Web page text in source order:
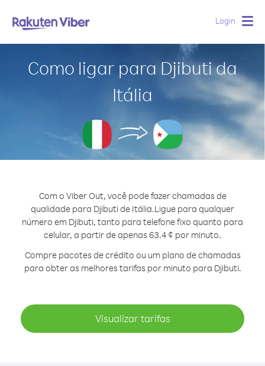
Login
Como ligar para Djibuti da
Itália
Com o Viber Out, você pode fazer chamadas de
qualidade para Djibuti de Itália.Ligue para qualquer
número em Djibuti, tanto para telefone fixo quanto para
celular, a partir de apenas 63.4 ¢ por minuto.
Compre pacotes de crédito ou um plano de chamadas
para obter as melhores tarifas por minuto para Djibuti.
Visualizar tarifas